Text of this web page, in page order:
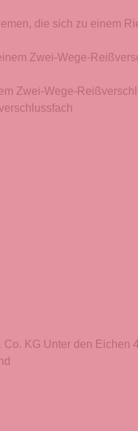
die sich zu einem
Zwei-Wege-
Zwei-Wege-
Co. KG Unter den Eichen 4